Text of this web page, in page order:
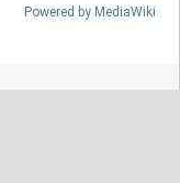
Powered by MediaWiki